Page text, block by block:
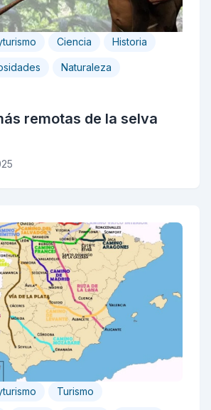
Ciencia Historia
Naturaleza
remotas de la selva
Turismo